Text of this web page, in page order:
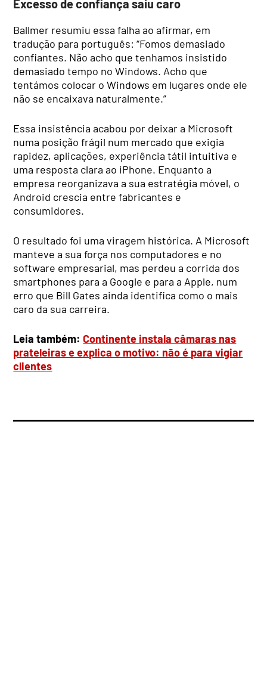
Excesso de confiança saiu caro
Ballmer resumiu essa falha ao afirmar, em
tradução para português: “Fomos demasiado
confiantes. Não acho que tenhamos insistido
demasiado tempo no Windows. Acho que
tentámos colocar o Windows em lugares onde ele
não se encaixava naturalmente.”
Essa insistência acabou por deixar a Microsoft
numa posição frágil num mercado que exigia
rapidez, aplicações, experiência tátil intuitiva e
uma resposta clara ao iPhone. Enquanto a
empresa reorganizava a sua estratégia móvel, o
Android crescia entre fabricantes e
consumidores.
O resultado foi uma viragem histórica. A Microsoft
manteve a sua força nos computadores e no
software empresarial, mas perdeu a corrida dos
smartphones para a Google e para a Apple, num
erro que Bill Gates ainda identifica como o mais
caro da sua carreira.
Leia também:Continente instala câmaras nas
prateleiras e explica o motivo: não é para vigiar
clientes